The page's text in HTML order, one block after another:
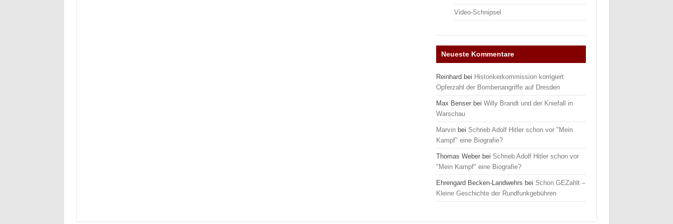
Video-Schnipsel
Neueste Kommentare
Reinhard bei Historikerkommission korrigiert
Opferzahl der Bombenangriffe auf Dresden
Max Benser beiWilly Brandt und der Kniefall in
Warschau
Marvin bei Schrieb Adolf Hitler schon vor "Mein
Kampf" eine Biografie?
Thomas Weber bei Schrieb Adolf Hitler schon vor
"Mein Kampf" eine Biografie?
Ehrengard Becken-Landwehrs bei Schon GEZahlt –
Kleine Geschichte der Rundfunkgebühren